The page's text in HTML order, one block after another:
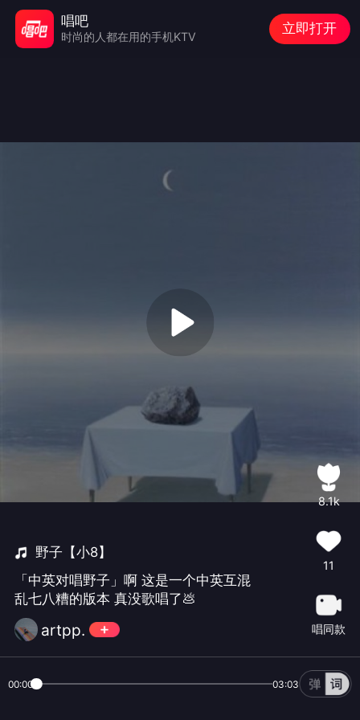
野子【小8】
「中英对唱野子」啊 这是一个中英互混
乱七八糟的版本 真没歌唱了💩
artpp.
8.1k
11
唱同款
00:00 03:03
唱吧
时尚的人都在用的手机KTV
立即打开